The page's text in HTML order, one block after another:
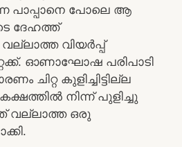
പാപ്പാനെ പോലെ ആ
ദേഹത്ത്
വല്ലാത്ത വിയർപ്പ്
ഓണാഘോഷ പരിപാടി
ചിറ്റ കുളിച്ചിട്ടില്ല
നിന്ന് പുളിച്ചു
വല്ലാത്ത ഒരു